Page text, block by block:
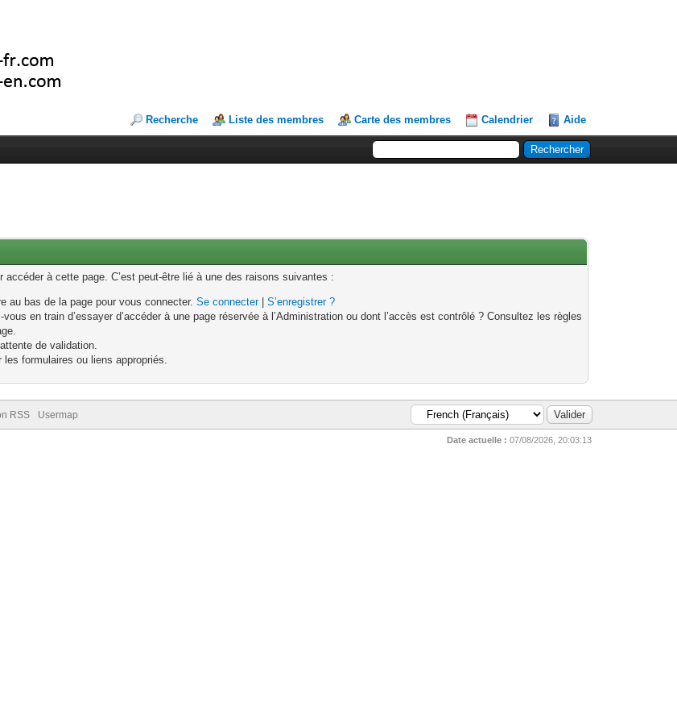
Recherche Liste des membres Carte des membres Calendrier Aide
à cette page. C’est peut-être lié à une des raisons suivantes :
au bas de la page pour vous connecter.Se connecter|S’enregistrer ?
en train d’essayer d’accéder à une page réservée à l’Administration ou dont l’accès est contrôlé ? Consultez les règles
de validation.
formulaires ou liens appropriés.
RSS Usermap
Date actuelle : 07/08/2026, 20:03:13